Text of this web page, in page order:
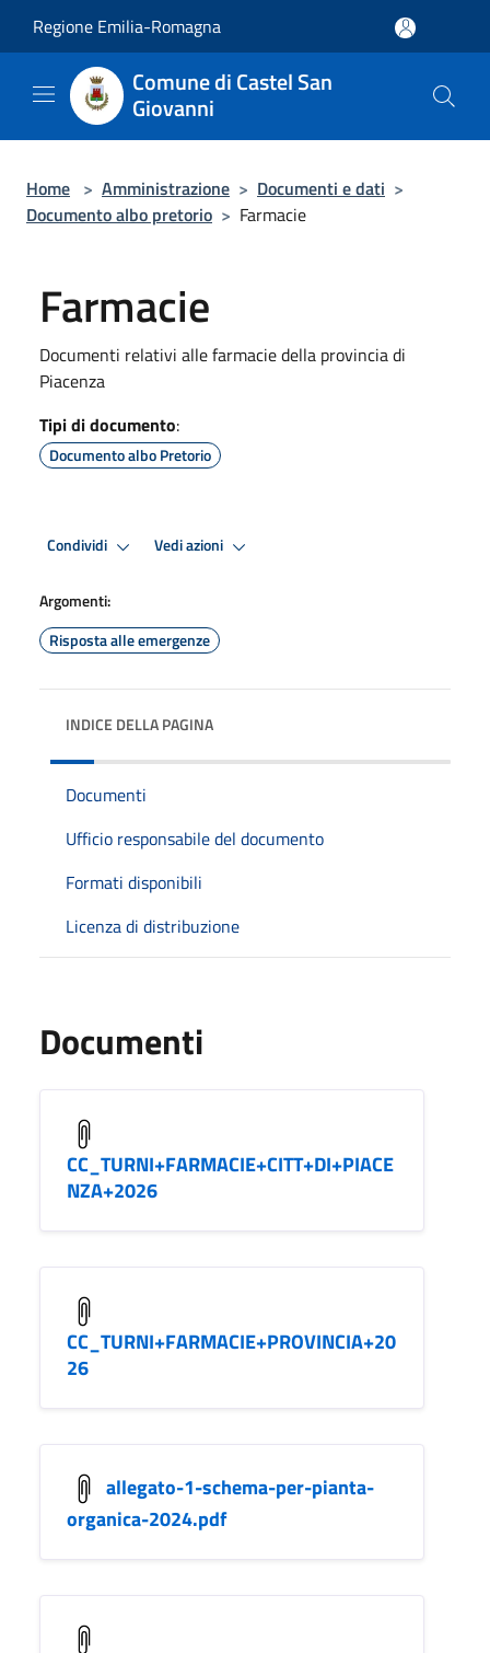
Regione Emilia-Romagna
Comune di Castel San
Giovanni
Home > Amministrazione > Documenti e dati >
Documento albo pretorio > Farmacie
Farmacie
Documenti relativi alle farmacie della provincia di
Piacenza
Tipi di documento:
Documento albo Pretorio
Condividi Vedi azioni
Argomenti:
Risposta alle emergenze
INDICE DELLA PAGINA
Documenti
Ufficio responsabile del documento
Formati disponibili
Licenza di distribuzione
Documenti
CC_TURNI+FARMACIE+CITT+DI+PIACE
NZA+2026
CC_TURNI+FARMACIE+PROVINCIA+20
26
allegato-1-schema-per-pianta-
organica-2024.pdf